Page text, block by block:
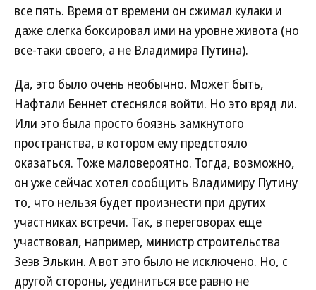
все пять. Время от времени он сжимал кулаки и
даже слегка боксировал ими на уровне живота (но
все-таки своего, а не Владимира Путина).
Да, это было очень необычно. Может быть,
Нафтали Беннет стеснялся войти. Но это вряд ли.
Или это была просто боязнь замкнутого
пространства, в котором ему предстояло
оказаться. Тоже маловероятно. Тогда, возможно,
он уже сейчас хотел сообщить Владимиру Путину
то, что нельзя будет произнести при других
участниках встречи. Так, в переговорах еще
участвовал, например, министр строительства
Зеэв Элькин. А вот это было не исключено. Но, с
другой стороны, уединиться все равно не